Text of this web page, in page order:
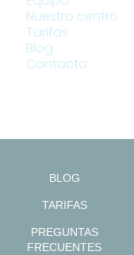
Nuestro centro
Tarifas
Blog
Contacto
BLOG
TARIFAS
PREGUNTAS
FRECUENTES